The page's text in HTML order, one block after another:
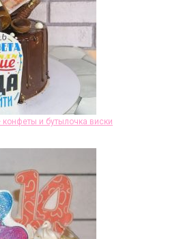
конфеты и бутылочка виски